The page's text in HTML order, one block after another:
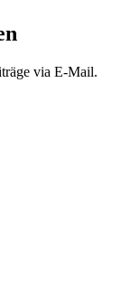
via E-Mail.